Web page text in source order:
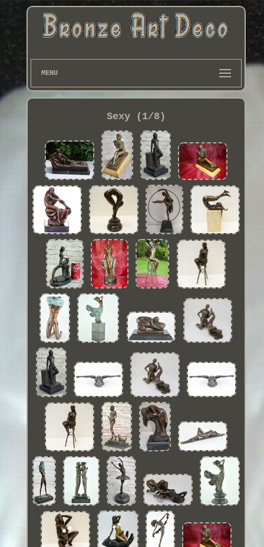
MENU
Sexy (1/8)